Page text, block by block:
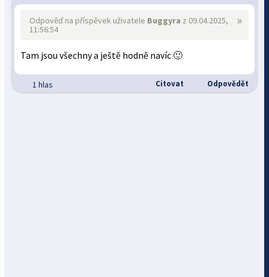
»
Odpověď na příspěvek uživatele Buggyra z 09.04.2025,
11:56:54
Tam jsou všechny a ještě hodně navíc 🙂
1 hlas Citovat Odpovědět